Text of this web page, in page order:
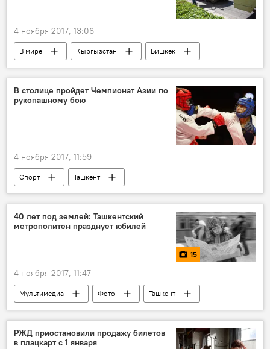
4 ноября 2017, 13:06
В мире Кыргызстан Бишкек
В столице пройдет Чемпионат Азии по
рукопашному бою
4 ноября 2017, 11:59
Спорт Ташкент
40 лет под землей: Ташкентский
метрополитен празднует юбилей
15
4 ноября 2017, 11:47
Мультимедиа Фото
Ташкент
Ташкентский метрополитен
РЖД приостановили продажу билетов
в плацкарт с 1 января